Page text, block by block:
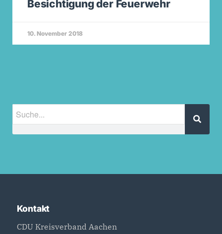
Besichtigung der Feuerwehr
10. November 2018
Kontakt
CDU Kreisverband Aachen